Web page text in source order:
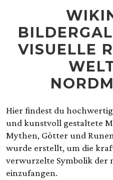
VISUELLE
Hier findest du
und kunstvoll gestaltete
Mythen, Götter und
wurde erstellt, um die
verwurzelte Symbolik
einzufangen.